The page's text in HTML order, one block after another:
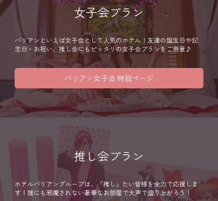
女子会プラン
バリアンといえば女子会として人気のホテル！友達の誕生日や記
念日・お祝い、推し会にもピッタリの女子会プランをご用意♪
バリアン女子会 特設ページ
推し会プラン
ホテルバリアングループは、「推し」たい皆様を全力で応援しま
す！誰にも邪魔されない豪華なお部屋で大声で盛り上がろう！